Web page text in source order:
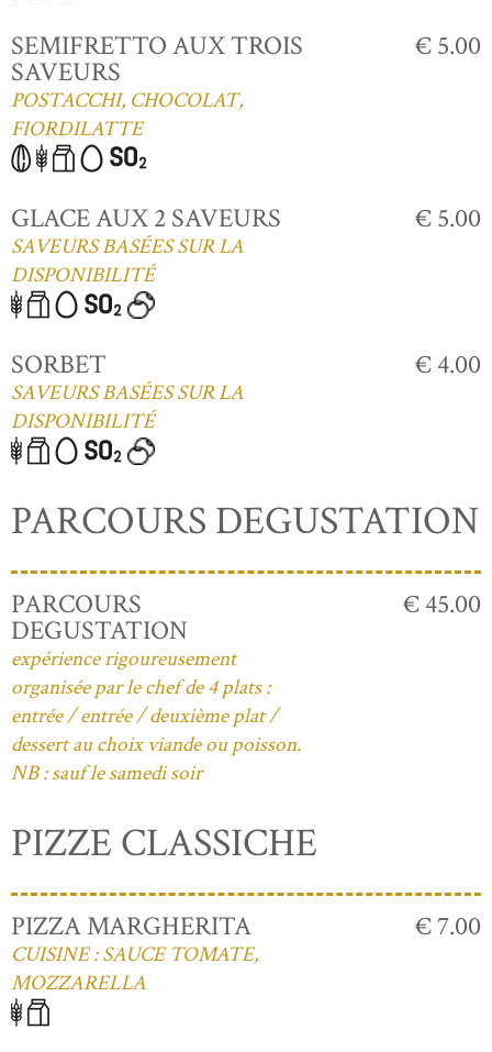
SEMIFRETTO AUX TROIS
SAVEURS
POSTACCHI, CHOCOLAT,
FIORDILATTE
€ 5.00
GLACE AUX 2 SAVEURS
SAVEURS BASÉES SUR LA
DISPONIBILITÉ
€ 5.00
SORBET
SAVEURS BASÉES SUR LA
DISPONIBILITÉ
€ 4.00
PARCOURS DEGUSTATION
PARCOURS
DEGUSTATION
expérience rigoureusement
organisée par le chef de 4 plats :
entrée / entrée / deuxième plat /
dessert au choix viande ou poisson.
NB : sauf le samedi soir
€ 45.00
PIZZE CLASSICHE
PIZZA MARGHERITA
CUISINE : SAUCE TOMATE,
MOZZARELLA
€ 7.00